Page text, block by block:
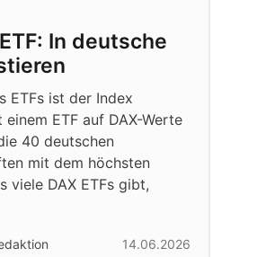
In deutsche
ETFs ist der Index
ETF auf DAX-Werte
40 deutschen
mit dem höchsten
viele DAX ETFs gibt,
14.06.2026